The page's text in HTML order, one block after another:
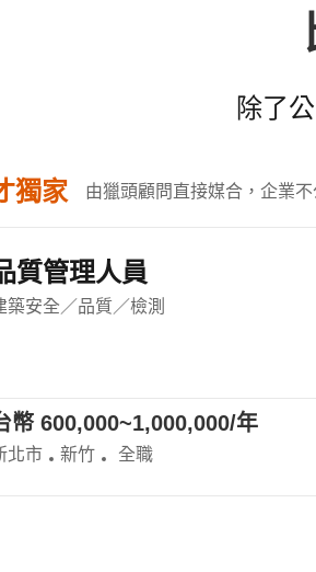
除了
獨家 由獵頭顧問直接媒合，企業
牌行銷專員
牌行銷人員
幣 480,000~840,000/年
北市 全職